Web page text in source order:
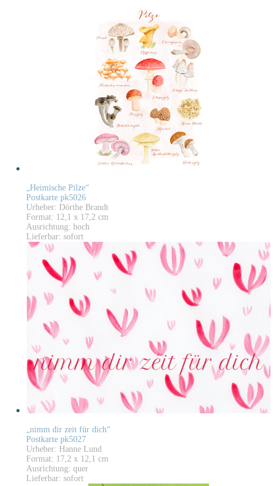
„Heimische Pilze“
Postkarte pk5026
Urheber: Dörthe Brandt
Format: 12,1 x 17,2 cm
Ausrichtung: hoch
Lieferbar: sofort
„nimm dir zeit für dich“
Postkarte pk5027
Urheber: Hanne Lund
Format: 17,2 x 12,1 cm
Ausrichtung: quer
Lieferbar: sofort